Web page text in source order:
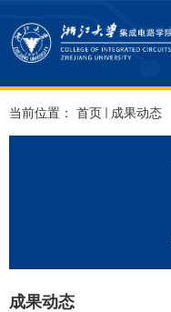
当前位置： 首页 成果动态
成果动态